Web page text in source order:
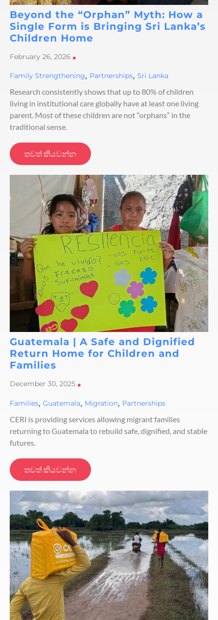
Beyond the “Orphan” Myth: How a
Single Form is Bringing Sri Lanka’s
Children Home
February 26, 2026 •
Family Strengthening, Partnerships, Sri Lanka
Research consistently shows that up to 80% of children
living in institutional care globally have at least one living
parent. Most of these children are not “orphans” in the
traditional sense.
තවත් කියවන්න
Guatemala | A Safe and Dignified
Return Home for Children and
Families
December 30, 2025 •
Families, Guatemala, Migration, Partnerships
CERI is providing services allowing migrant families
returning to Guatemala to rebuild safe, dignified, and stable
futures.
තවත් කියවන්න